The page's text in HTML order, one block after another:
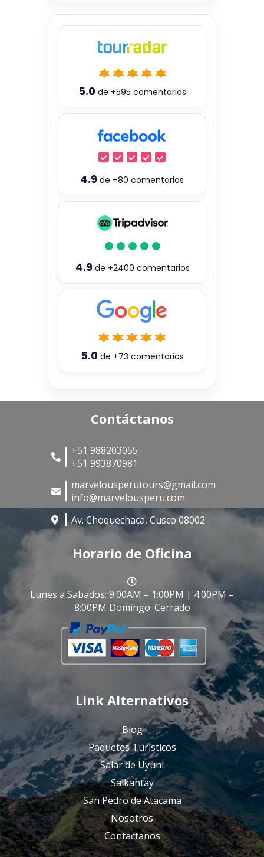
5.0 de +595 comentarios
4.9 de +80 comentarios
4.9de +2400 comentarios
5.0de +73 comentarios
Contáctanos
+51 988203055
+51 993870981
marvelousperutours@gmail.com
info@marvelousperu.com
Av. Choquechaca, Cusco 08002
Horario de Oficina
Lunes a Sabados: 9:00AM – 1:00PM | 4:00PM –
8:00PM Domingo: Cerrado
Link Alternativos
Blog
Paquetes Turísticos
Salar de Uyuni
Salkantay
San Pedro de Atacama
Nosotros
Contactanos